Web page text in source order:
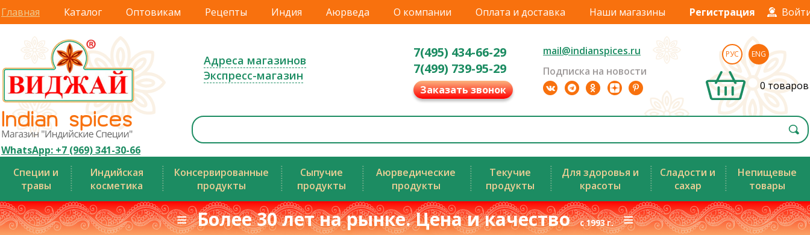
Главная Каталог Оптовикам Рецепты Индия Аюрведа О компании Оплата и доставка Наши магазины Регистрация
WhatsApp: +7 (969) 341-30-66
Адреса магазинов
Экспресс-магазин
7(495) 434-66-29
7(499) 739-95-29
Заказать звонок
mail@indianspices.ru
Подписка на новости
РУС ENG
0 товаров
Специи и
травы
Индийская
косметика
Консервированные
продукты
Сыпучие
продукты
Аюрведические
продукты
Текучие
продукты
Для здоровья и
красоты
Сладости и
сахар
Непищевые
товары
≡ Более 30 лет на рынке. Цена и качествос 1993 г.≡